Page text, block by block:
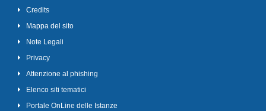
Credits
Mappa del sito
Note Legali
Privacy
Attenzione al phishing
Elenco siti tematici
Portale OnLine delle Istanze